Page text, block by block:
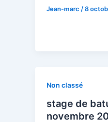
Jean-marc /8
Non classé
stage de
novembre